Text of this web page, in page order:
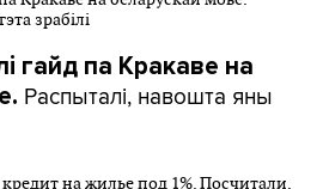
гайд па Кракаве на
Распыталі, навошта яны